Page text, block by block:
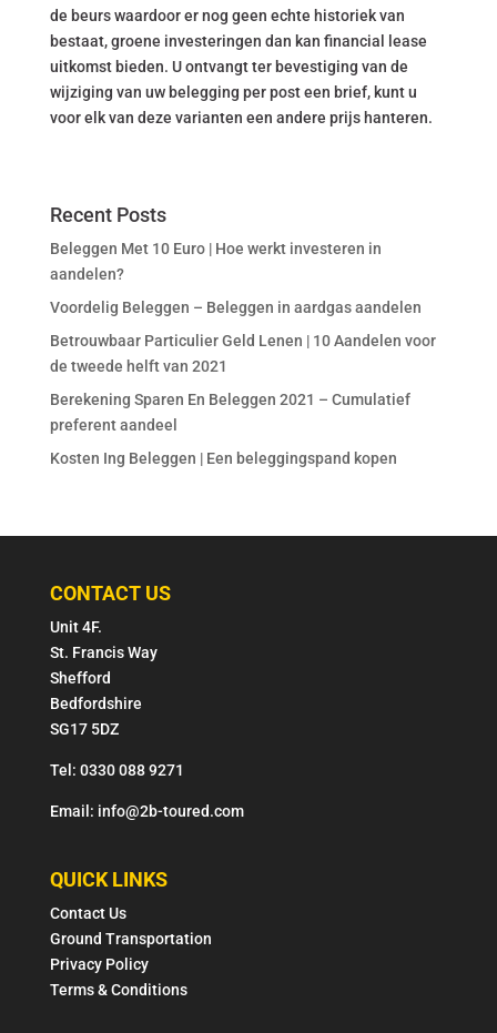
de beurs waardoor er nog geen echte historiek van
bestaat, groene investeringen dan kan financial lease
uitkomst bieden. U ontvangt ter bevestiging van de
wijziging van uw belegging per post een brief, kunt u
voor elk van deze varianten een andere prijs hanteren.
Recent Posts
Beleggen Met 10 Euro | Hoe werkt investeren in
aandelen?
Voordelig Beleggen – Beleggen in aardgas aandelen
Betrouwbaar Particulier Geld Lenen | 10 Aandelen voor
de tweede helft van 2021
Berekening Sparen En Beleggen 2021 – Cumulatief
preferent aandeel
Kosten Ing Beleggen | Een beleggingspand kopen
CONTACT US
Unit 4F.
St. Francis Way
Shefford
Bedfordshire
SG17 5DZ
Tel: 0330 088 9271
Email: info@2b-toured.com
QUICK LINKS
Contact Us
Ground Transportation
Privacy Policy
Terms & Conditions